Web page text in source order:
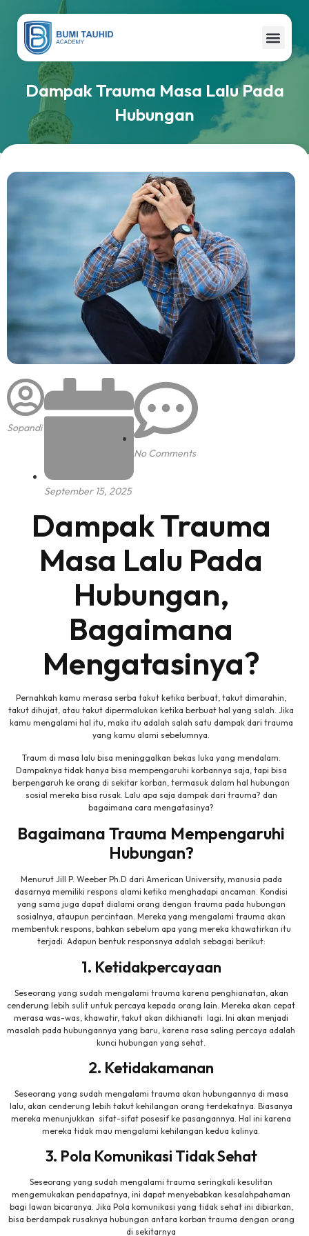
Dampak Trauma Masa Lalu Pada
Hubungan
Sopandi
September 15, 2025
No Comments
Dampak Trauma
Masa Lalu Pada
Hubungan,
Bagaimana
Mengatasinya?
Pernahkah kamu merasa serba takut ketika berbuat, takut dimarahin,
takut dihujat, atau takut dipermalukan ketika berbuat hal yang salah. Jika
kamu mengalami hal itu, maka itu adalah salah satu dampak dari trauma
yang kamu alami sebelumnya.
Traum di masa lalu bisa meninggalkan bekas luka yang mendalam.
Dampaknya tidak hanya bisa mempengaruhi korbannya saja, tapi bisa
berpengaruh ke orang di sekitar korban, termasuk dalam hal hubungan
sosial mereka bisa rusak. Lalu apa saja dampak dari trauma? dan
bagaimana cara mengatasinya?
Bagaimana Trauma Mempengaruhi
Hubungan?
Menurut Jill P. Weeber Ph.D dari American University, manusia pada
dasarnya memiliki respons alami ketika menghadapi ancaman. Kondisi
yang sama juga dapat dialami orang dengan trauma pada hubungan
sosialnya, ataupun percintaan. Mereka yang mengalami trauma akan
membentuk respons, bahkan sebelum apa yang mereka khawatirkan itu
terjadi. Adapun bentuk responsnya adalah sebagai berikut:
1. Ketidakpercayaan
Seseorang yang sudah mengalami trauma karena penghianatan, akan
cenderung lebih sulit untuk percaya kepada orang lain. Mereka akan cepat
merasa was-was, khawatir, takut akan dikhianati lagi. Ini akan menjadi
masalah pada hubungannya yang baru, karena rasa saling percaya adalah
kunci hubungan yang sehat.
2. Ketidakamanan
Seseorang yang sudah mengalami trauma akan hubungannya di masa
lalu, akan cenderung lebih takut kehilangan orang terdekatnya. Biasanya
mereka menunjukkan sifat-sifat posesif ke pasangannya. Hal ini karena
mereka tidak mau mengalami kehilangan kedua kalinya.
3. Pola Komunikasi Tidak Sehat
Seseorang yang sudah mengalami trauma seringkali kesulitan
mengemukakan pendapatnya, ini dapat menyebabkan kesalahpahaman
bagi lawan bicaranya. Jika Pola komunikasi yang tidak sehat ini dibiarkan,
bisa berdampak rusaknya hubungan antara korban trauma dengan orang
di sekitarnya
Website ini di buat oleh RRDigital.id